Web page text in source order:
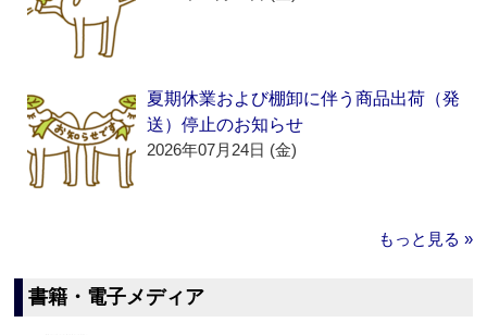
夏期休業および棚卸に伴う商品出荷（発
送）停止のお知らせ
2026年07月24日 (金)
もっと見る »
書籍・電子メディア